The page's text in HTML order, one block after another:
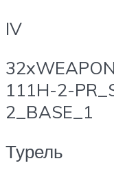
IV
111H-2-
2_BASE_1
Турель